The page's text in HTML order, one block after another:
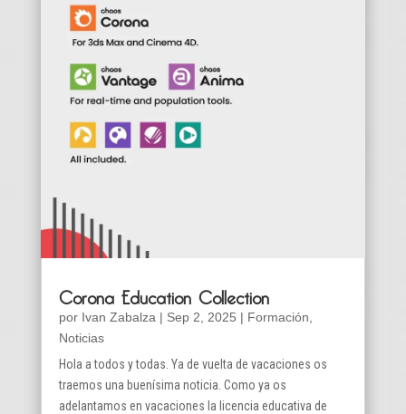
Corona Education Collection
por Ivan Zabalza | Sep 2, 2025 | Formación
Noticias
Hola a todos y todas. Ya de vuelta de vacaciones os
traemos una buenísima noticia. Como ya os
adelantamos en vacaciones la licencia educativa de